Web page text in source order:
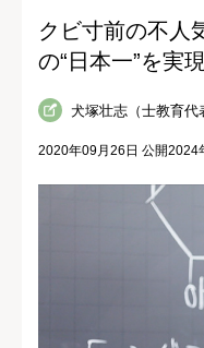
クビ寸前の不
の“日本一”を実
犬塚壮志（士教育代
2020年09月26日 公開2024